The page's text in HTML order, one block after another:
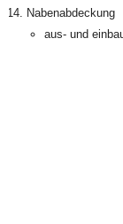
Nabenabdeckung
aus- und